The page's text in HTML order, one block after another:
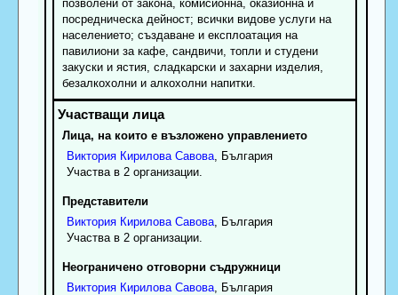
позволени от закона, комисионна, оказионна и
посредническа дейност; всички видове услуги на
населението; създаване и експлоатация на
павилиони за кафе, сандвичи, топли и студени
закуски и ястия, сладкарски и захарни изделия,
безалкохолни и алкохолни напитки.
Лица, на които е възложено управлението
Виктория Кирилова Савова, България
Участва в 2 организации.
Представители
Виктория Кирилова Савова, България
Участва в 2 организации.
Неограничено отговорни съдружници
Виктория Кирилова Савова, България